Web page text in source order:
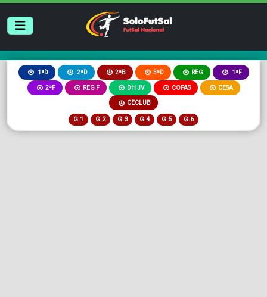
1ªD 2ªD 2ªB 3ªD REG 1ªF
2ªF REG F DH JV COPAS CESA
CECLUB
G.1 G.2 G.3 G.4 G.5 G.6